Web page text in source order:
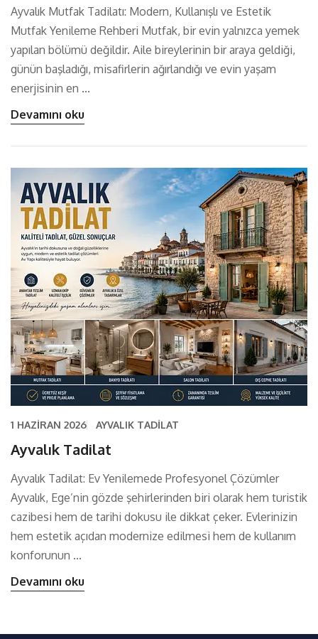
Ayvalık Mutfak Tadilatı: Modern, Kullanışlı ve Estetik
Mutfak Yenileme Rehberi Mutfak, bir evin yalnızca yemek
yapılan bölümü değildir. Aile bireylerinin bir araya geldiği,
günün başladığı, misafirlerin ağırlandığı ve evin yaşam
enerjisinin en ...
Devamını oku
1 HAZIRAN 2026 AYVALIK TADILAT
Ayvalık Tadilat
Ayvalık Tadilat: Ev Yenilemede Profesyonel Çözümler
Ayvalık, Ege’nin gözde şehirlerinden biri olarak hem turistik
cazibesi hem de tarihi dokusu ile dikkat çeker. Evlerinizin
hem estetik açıdan modernize edilmesi hem de kullanım
konforunun ...
Devamını oku